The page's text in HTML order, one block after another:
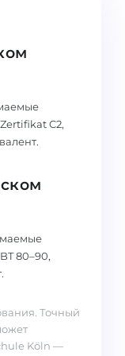
C2,
80–90,
Точный
Köln —